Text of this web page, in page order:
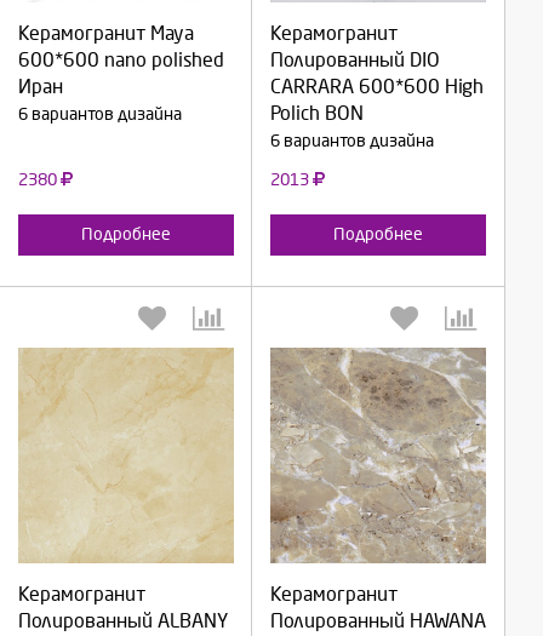
Керамогранит Maya
600*600 nano polished
Иран
6 вариантов дизайна
2380
Подробнее
Продолжить
Отмена
Керамогранит
Полированный DIO
CARRARA 600*600 High
Polich BON
6 вариантов дизайна
2013
Подробнее
Продолжить
Отмена
Керамогранит
Полированный ALBANY
Выберите количество:
Продолжить
Керамогранит
Полированный HAWANA
Выберите количество:
Продолжить